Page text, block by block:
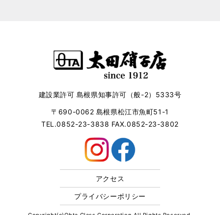
建設業許可 島根県知事許可（般-2）5333号
〒690-0062 島根県松江市魚町51-1
TEL.0852-23-3838 FAX.0852-23-3802
アクセス
プライバシーポリシー